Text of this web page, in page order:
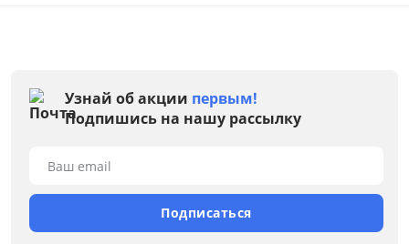
Узнай об акции первым!
Подпишись на нашу рассылку
Ваш email
Подписаться